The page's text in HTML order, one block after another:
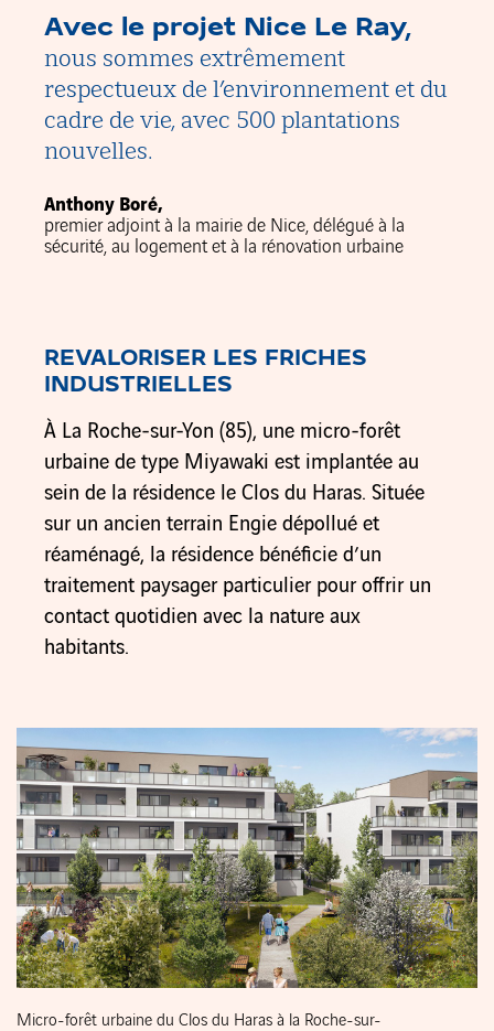
Avec le projet Nice Le Ray,
nous sommes extrêmement
respectueux de l’environnement et du
cadre de vie, avec 500 plantations
nouvelles.
Anthony Boré,
premier adjoint à la mairie de Nice, délégué à la
sécurité, au logement et à la rénovation urbaine
REVALORISER LES FRICHES
INDUSTRIELLES
À La Roche-sur-Yon (85), une micro-forêt
urbaine de type Miyawaki est implantée au
sein de la résidence le Clos du Haras. Située
sur un ancien terrain Engie dépollué et
réaménagé, la résidence bénéficie d’un
traitement paysager particulier pour offrir un
contact quotidien avec la nature aux
habitants.
Micro-forêt urbaine du Clos du Haras à la Roche-sur-